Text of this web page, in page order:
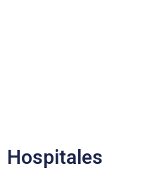
Hospitales